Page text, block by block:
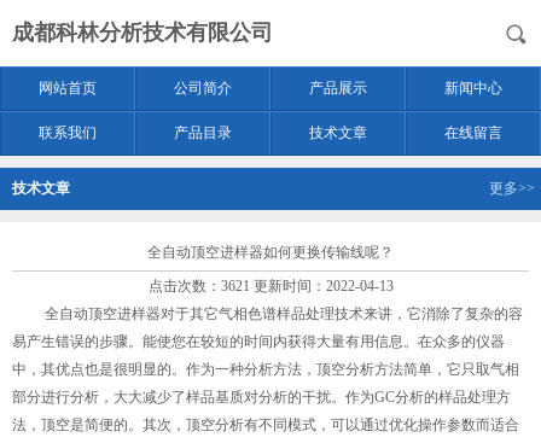
成都科林分析技术有限公司
网站首页 公司简介 产品展示 新闻中心
联系我们 产品目录 技术文章 在线留言
技术文章 更多>>
全自动顶空进样器如何更换传输线呢？
点击次数：3621 更新时间：2022-04-13
全自动顶空进样器对于其它气相色谱样品处理技术来讲，它消除了复杂的容
易产生错误的步骤。能使您在较短的时间内获得大量有用信息。在众多的仪器
中，其优点也是很明显的。作为一种分析方法，顶空分析方法简单，它只取气相
部分进行分析，大大减少了样品基质对分析的干扰。作为GC分析的样品处理方
法，顶空是简便的。其次，顶空分析有不同模式，可以通过优化操作参数而适合